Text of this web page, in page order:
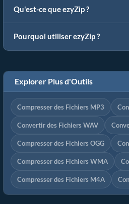
Qu'est-ce que ezyZip ?
Pourquoi utiliser ezyZip ?
Explorer Plus d'Outils
Compresser des Fichiers MP3
Convertir des Fichiers WAV
Compresser des Fichiers OGG
Compresser des Fichiers WMA
Compresser des Fichiers M4A